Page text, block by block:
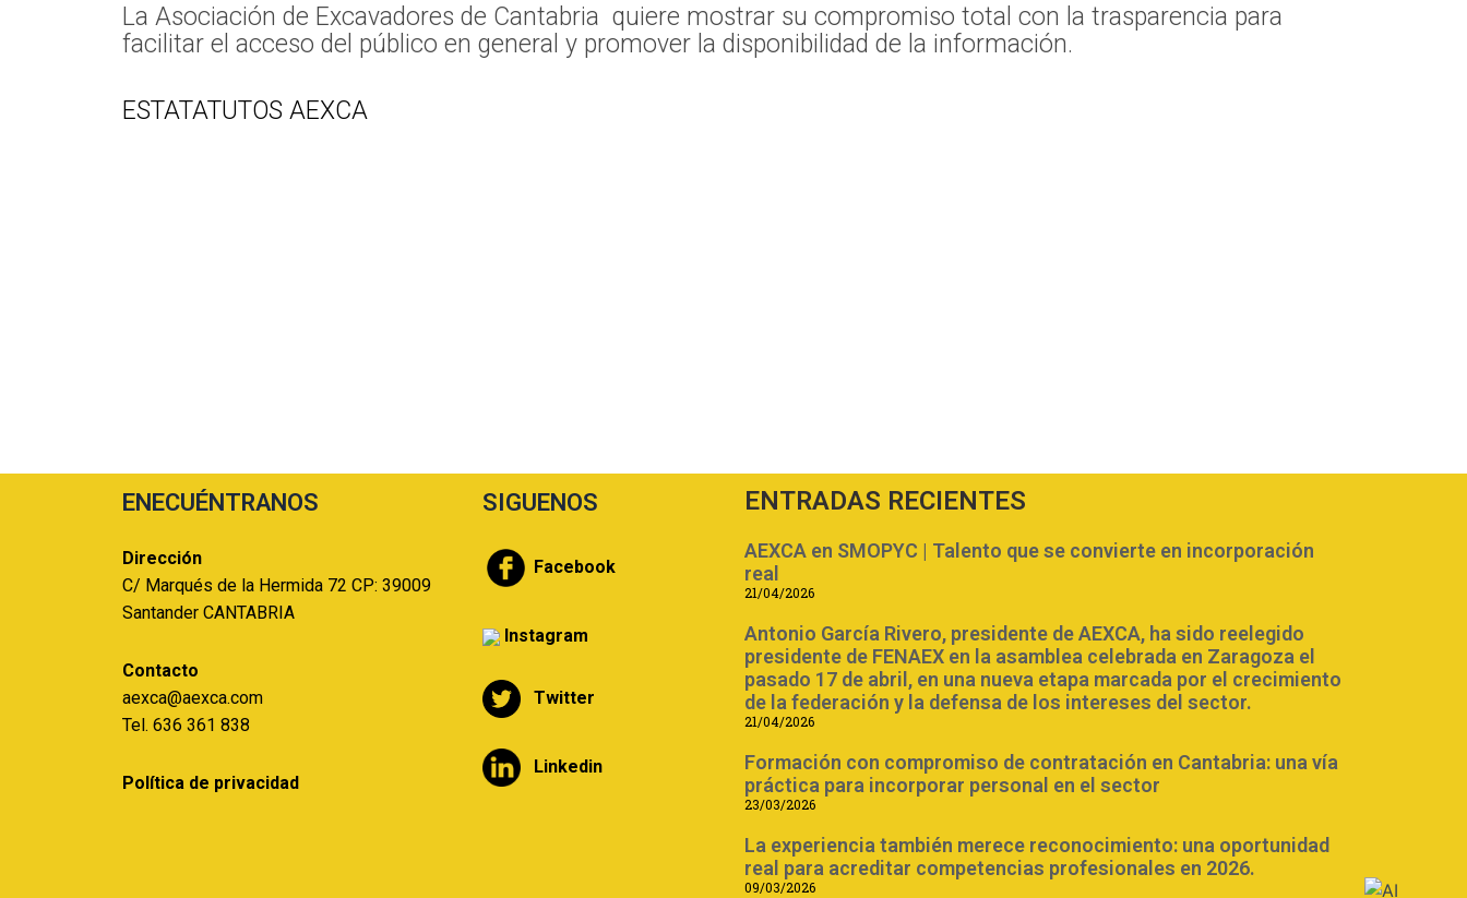
La Asociación de Excavadores de Cantabria quiere mostrar su compromiso total con la trasparencia para
facilitar el acceso del público en general y promover la disponibilidad de la información.
ESTATATUTOS AEXCA
ENECUÉNTRANOS
Dirección
C/ Marqués de la Hermida 72 CP: 39009
Santander CANTABRIA
Contacto
aexca@aexca.com
Tel. 636 361 838
Política de privacidad
SIGUENOS
Facebook
Instagram
Twitter
Linkedin
ENTRADAS RECIENTES
AEXCA en SMOPYC | Talento que se convierte en incorporación
real
21/04/2026
Antonio García Rivero, presidente de AEXCA, ha sido reelegido
presidente de FENAEX en la asamblea celebrada en Zaragoza el
pasado 17 de abril, en una nueva etapa marcada por el crecimiento
de la federación y la defensa de los intereses del sector.
21/04/2026
Formación con compromiso de contratación en Cantabria: una vía
práctica para incorporar personal en el sector
23/03/2026
La experiencia también merece reconocimiento: una oportunidad
real para acreditar competencias profesionales en 2026.
09/03/2026